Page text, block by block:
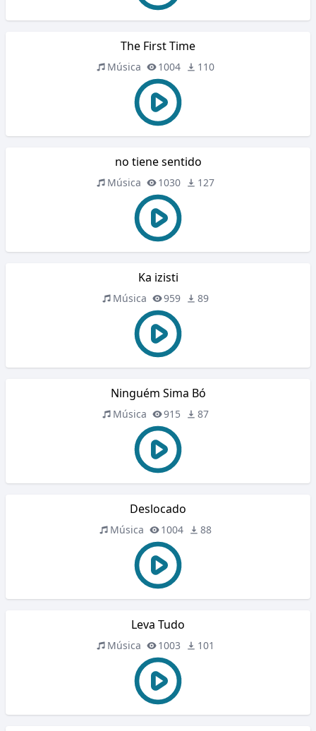
The First Time
Música 1004 110
no tiene sentido
Música 1030 127
Ka izisti
Música 959 89
Ninguém Sima Bó
Música 915 87
Deslocado
Música 1004 88
Leva Tudo
Música 1003 101